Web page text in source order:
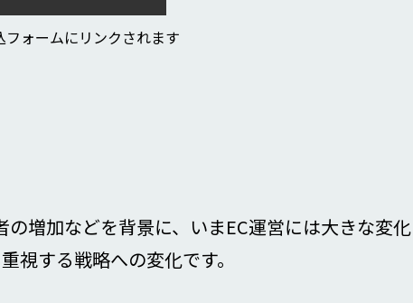
ォームにリンクされます
増加などを背景に、いまEC運営には大きな変化
視する戦略への変化です。